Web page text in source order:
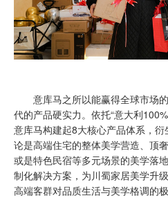
意库马之所以能赢得全球市场
代的产品硬实力。依托“意大利
意库马构建起8大核心产品体系，
论是高端住宅的整体美学营造、顶
或是特色民宿等多元场景的美学落
制化解决方案，为川蜀家居美学升
高端客群对品质生活与美学格调的极